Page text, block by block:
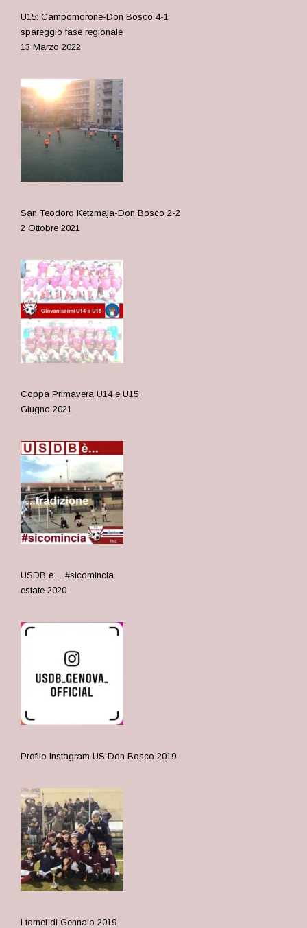
U15: Campomorone-Don Bosco 4-1
spareggio fase regionale
13 Marzo 2022
San Teodoro Ketzmaja-Don Bosco 2-2
2 Ottobre 2021
Coppa Primavera U14 e U15
Giugno 2021
USDB è… #sicomincia
estate 2020
Profilo Instagram US Don Bosco 2019
I tornei di Gennaio 2019